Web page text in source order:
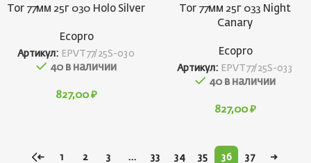
Tor 77мм 25г 030 Holo Silver
Ecopro
Артикул: EPVT77/25S-030
40 в наличии
827,00 ₽
Tor 77мм 25г 033 Night
Canary
Ecopro
Артикул: EPVT77/25S-033
40 в наличии
827,00 ₽
← 1 2 3 … 33 34 35 36 37 →